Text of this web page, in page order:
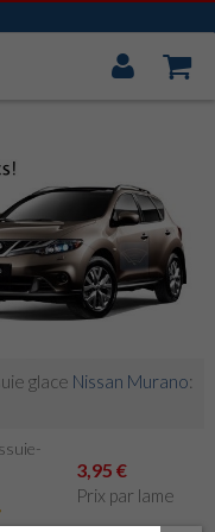
Mon
glace Nissan Murano:
3,95 €
Prix par lame